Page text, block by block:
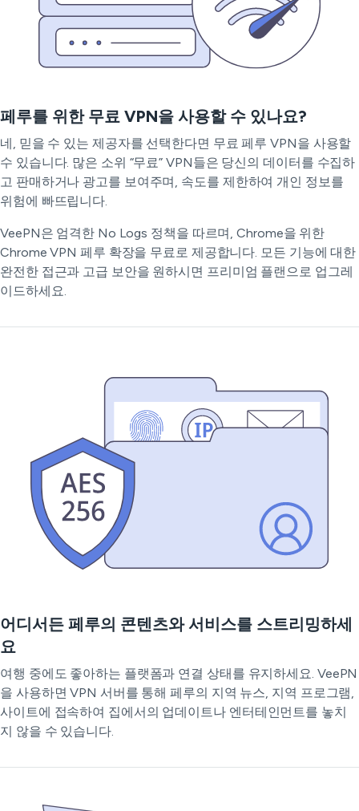
페루를 위한 무료 VPN을 사용할 수 있나요?
네, 믿을 수 있는 제공자를 선택한다면 무료 페루 VPN을 사용할
수 있습니다. 많은 소위 “무료” VPN들은 당신의 데이터를 수집하
고 판매하거나 광고를 보여주며, 속도를 제한하여 개인 정보를
위험에 빠뜨립니다.
VeePN은 엄격한 No Logs 정책을 따르며, Chrome을 위한
Chrome VPN 페루 확장을 무료로 제공합니다. 모든 기능에 대한
완전한 접근과 고급 보안을 원하시면 프리미엄 플랜으로 업그레
이드하세요.
어디서든 페루의 콘텐츠와 서비스를 스트리밍하세
요
여행 중에도 좋아하는 플랫폼과 연결 상태를 유지하세요. VeePN
을 사용하면 VPN 서버를 통해 페루의 지역 뉴스, 지역 프로그램,
사이트에 접속하여 집에서의 업데이트나 엔터테인먼트를 놓치
지 않을 수 있습니다.